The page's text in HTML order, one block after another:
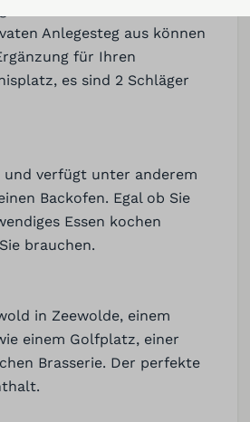
mit Pads
zum Trinken
heraus. Genieß vom
Anlegesteg aus können
für Ihren
es sind 2 Schläger
verfügt unter anderem
Backofen. Egal ob Sie
Essen kochen
brauchen.
in Zeewolde, einem
einem Golfplatz, einer
Brasserie. Der perfekte